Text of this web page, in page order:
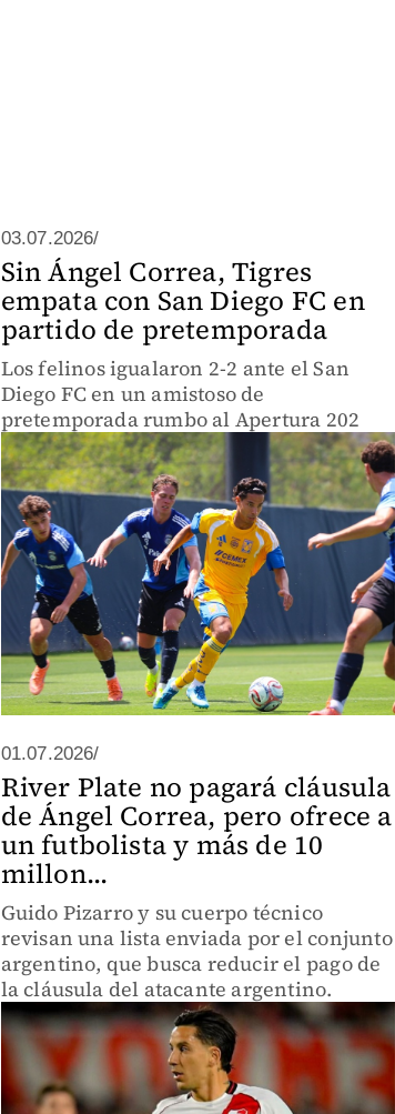
03.07.2026/
Sin Ángel Correa, Tigres
empata con San Diego FC en
partido de pretemporada
Los felinos igualaron 2-2 ante el San
Diego FC en un amistoso de
pretemporada rumbo al Apertura 202
01.07.2026/
River Plate no pagará cláusula
de Ángel Correa, pero ofrece a
un futbolista y más de 10
millon...
Guido Pizarro y su cuerpo técnico
revisan una lista enviada por el conjunto
argentino, que busca reducir el pago de
la cláusula del atacante argentino.